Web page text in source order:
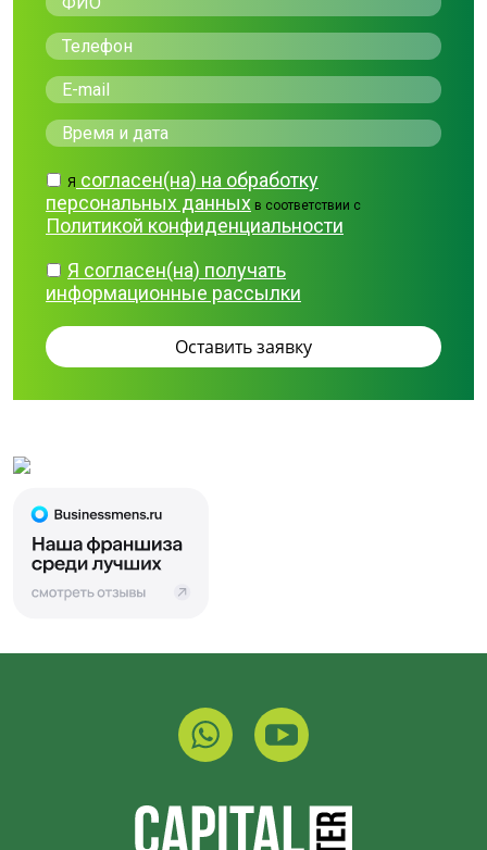
Я согласен(на) на обработку
персональных данных в соответствии с
Политикой конфиденциальности
Я согласен(на) получать
информационные рассылки